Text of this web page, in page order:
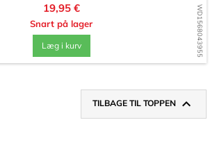
WD1568043955
Pris
19,95 €
Snart på lager
Læg i kurv
TILBAGE TIL TOPPEN 